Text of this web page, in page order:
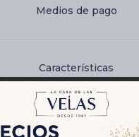
Medios de pago
Características